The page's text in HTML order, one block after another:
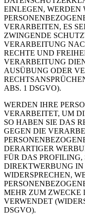
EINLEGEN, WERDEN
VERARBEITEN, ES
ZWINGENDE
VERARBEITUNG
RECHTE UND
VERARBEITUNG
AUSÜBUNG ODER
ABS. 1 DSGVO).
WERDEN IHRE
VERARBEITET, UM
SO HABEN SIE DAS
GEGEN DIE
DERARTIGER
FÜR DAS PROFILING,
DIREKTWERBUNG
WIDERSPRECHEN,
MEHR ZUM ZWECKE
VERWENDET
DSGVO).